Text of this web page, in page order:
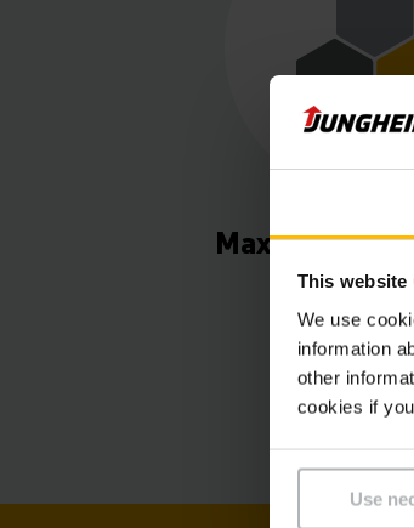
This website
We use
information
other
cookies if
Use
Maximale
uw